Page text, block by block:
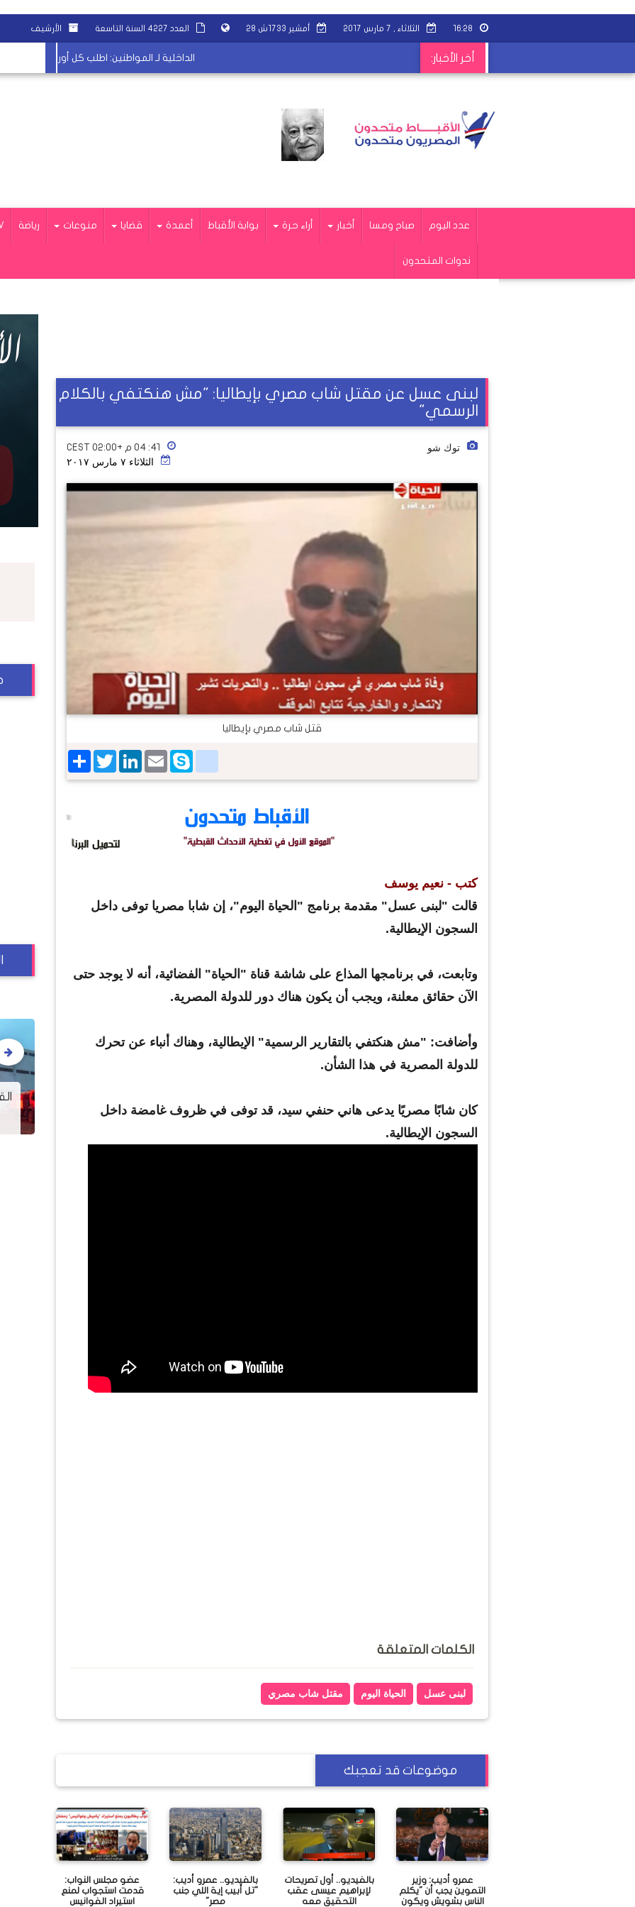
١٦:٢٨ الثلاثاء , ٧ مارس ٢٠١٧ أمشير ١٧٣٣ش ٢٨ العدد ٤٢٢٧ السنة التاسعة الأرشيف
أخر الأخبار: الداخلية لـ المواطنين: اطلب كل أوراقك من الانترنت
عدد اليوم صباح ومسا أخبار أراء حرة بوابة الأقباط أعمدة قضايا منوعات رياضة
ندوات المتحدون
لبنى عسل عن مقتل شاب مصري بإيطاليا: "مش هنكتفي بالكلام
الرسمي"
توك شو ٤١: ٠٤ م +02:00 CEST
الثلاثاء ٧ مارس ٢٠١٧
قتل شاب مصري بإيطاليا
ShareTwitterLinkedIn EmailSkype
google_bookmarks
كتب - نعيم يوسف
قالت "لبنى عسل" مقدمة برنامج "الحياة اليوم"، إن شابا مصريا توفى داخل
السجون الإيطالية.
وتابعت، في برنامجها المذاع على شاشة قناة "الحياة" الفضائية، أنه لا يوجد حتى
الآن حقائق معلنة، ويجب أن يكون هناك دور للدولة المصرية.
وأضافت: "مش هنكتفي بالتقارير الرسمية" الإيطالية، وهناك أنباء عن تحرك
للدولة المصرية في هذا الشأن.
كان شابًا مصريًا يدعى هاني حنفي سيد، قد توفى في ظروف غامضة داخل
السجون الإيطالية.
الكلمات المتعلقة
لبنى عسل الحياة اليوم مقتل شاب مصري
موضوعات قد تعجبك
عمرو أديب: وزير
التموين يجب أن "يكلم
الناس بشويش ويكون
بالفيديو.. أول تصريحات
لإبراهيم عيسى عقب
التحقيق معه
بالفيديو.. عمرو أديب:
"تل أبيب إية اللي جنب
مصر"
عضو مجلس النواب:
قدمت استجواب لمنع
استيراد الفوانيس
أسرتين نازحين من العريش
وناصر والسادات